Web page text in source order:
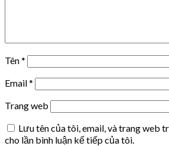
Tên*
Email*
Trang web
Lưu tên của tôi, email, và trang web
cho lần bình luận kế tiếp của tôi.